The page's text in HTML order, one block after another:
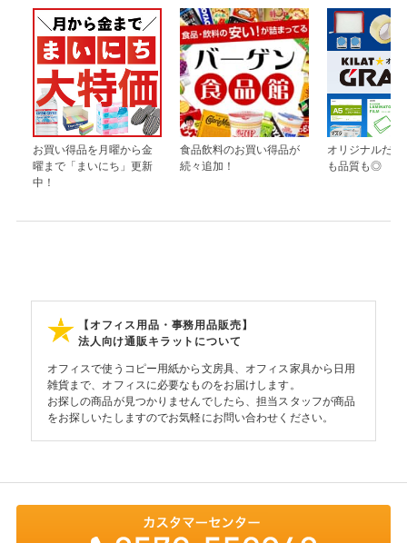
お買い得品を月曜から金
曜まで「まいにち」更新
中！
食品飲料のお買い得品が
続々追加！
オリジナルだか
も品質も◎
【オフィス用品・事務用品販売】
法人向け通販キラットについて
オフィスで使うコピー用紙から文房具、オフィス家具から日用
雑貨まで、オフィスに必要なものをお届けします。
お探しの商品が見つかりませんでしたら、担当スタッフが商品
をお探しいたしますのでお気軽にお問い合わせください。